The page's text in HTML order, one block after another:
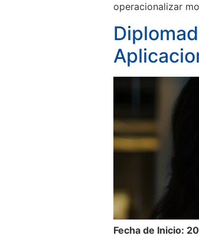
operacionalizar
Fecha de Inicio: